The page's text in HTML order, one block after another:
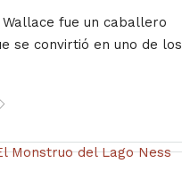
fue un caballero
se convirtió en uno de los